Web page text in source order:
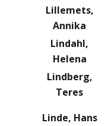
Lillemets,
Annika
Lindahl,
Helena
Lindberg,
Teres
Linde, Hans